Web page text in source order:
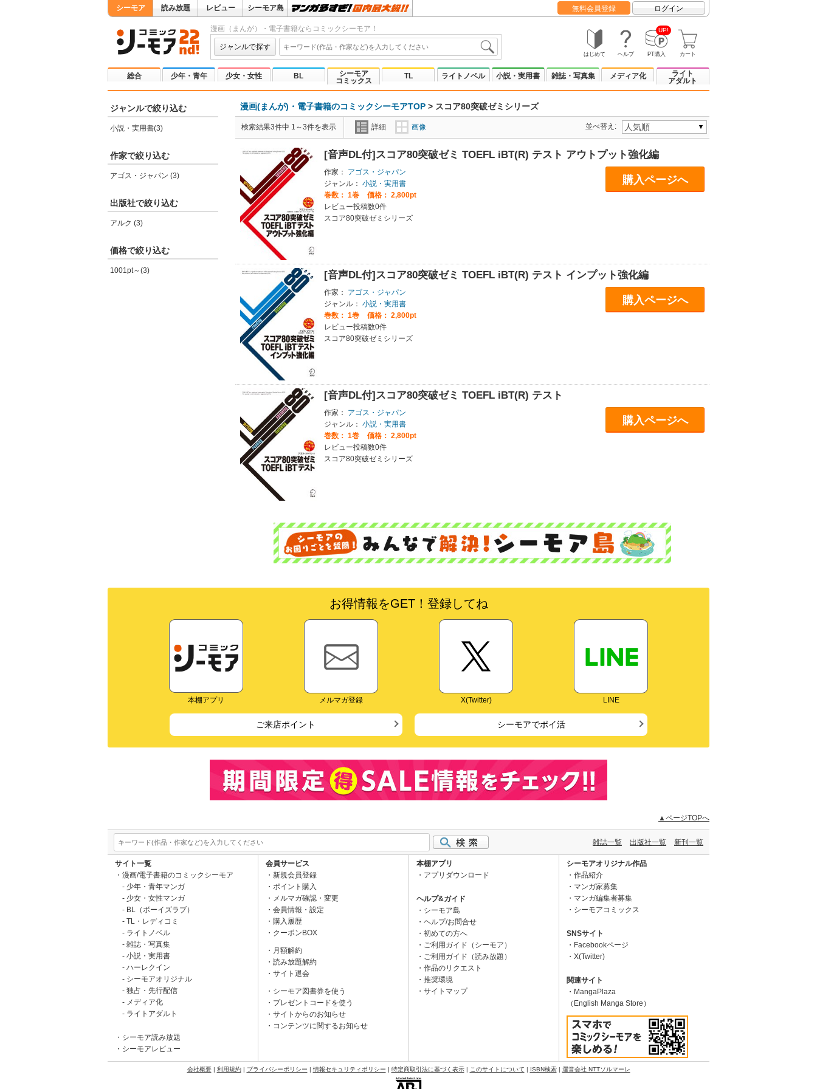
シーモア 読み放題 レビュー シーモア島 無料会員登録 ログイン
漫画（まんが）・電子書籍ならコミックシーモア！
ジャンルで探す
はじめて ヘルプ
UP!
PT購入 カート
総合 少年・青年 少女・女性 BL
シーモア
コミックス
TL ライトノベル 小説・実用書 雑誌・写真集 メディア化
ライト
アダルト
ジャンルで絞り込む
小説・実用書(3)
作家で絞り込む
アゴス・ジャパン (3)
出版社で絞り込む
アルク (3)
価格で絞り込む
1001pt～(3)
漫画(まんが)・電子書籍のコミックシーモアTOP > スコア80突破ゼミシリーズ
検索結果3件中 1～3件を表示 詳細 画像 並べ替え:
[音声DL付]スコア80突破ゼミ TOEFL iBT(R) テスト アウトプット強化編
作家：
アゴス・ジャパン
ジャンル： 小説・実用書
巻数： 1巻
価格： 2,800pt
レビュー投稿数0件
スコア80突破ゼミシリーズ
購入ページへ
[音声DL付]スコア80突破ゼミ TOEFL iBT(R) テスト インプット強化編
作家：
アゴス・ジャパン
ジャンル： 小説・実用書
巻数： 1巻
価格： 2,800pt
レビュー投稿数0件
スコア80突破ゼミシリーズ
購入ページへ
[音声DL付]スコア80突破ゼミ TOEFL iBT(R) テスト
作家：
アゴス・ジャパン
ジャンル： 小説・実用書
巻数： 1巻
価格： 2,800pt
レビュー投稿数0件
スコア80突破ゼミシリーズ
購入ページへ
お得情報をGET！登録してね
本棚アプリ メルマガ登録 X(Twitter) LINE
ご来店ポイント シーモアでポイ活
▲ページTOPへ
雑誌一覧 出版社一覧 新刊一覧
サイト一覧
漫画/電子書籍のコミックシーモア
少年・青年マンガ
少女・女性マンガ
BL（ボーイズラブ）
TL・レディコミ
ライトノベル
雑誌・写真集
小説・実用書
ハーレクイン
シーモアオリジナル
独占・先行配信
メディア化
ライトアダルト
シーモア読み放題
シーモアレビュー
会員サービス
新規会員登録
ポイント購入
メルマガ確認・変更
会員情報・設定
購入履歴
クーポンBOX
月額解約
読み放題解約
サイト退会
シーモア図書券を使う
プレゼントコードを使う
サイトからのお知らせ
コンテンツに関するお知らせ
本棚アプリ
アプリダウンロード
ヘルプ&ガイド
シーモア島
ヘルプ/お問合せ
初めての方へ
ご利用ガイド（シーモア）
ご利用ガイド（読み放題）
作品のリクエスト
推奨環境
サイトマップ
シーモアオリジナル作品
作品紹介
マンガ家募集
マンガ編集者募集
シーモアコミックス
SNSサイト
Facebookページ
X(Twitter)
関連サイト
MangaPlaza
（English Manga Store）
会社概要| 利用規約| プライバシーポリシー | 情報セキュリティポリシー | 特定商取引法に基づく表示| このサイトについて | ISBN検索| 運営会社 NTTソルマーレ